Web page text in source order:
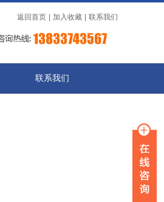
返回首页 加入收藏 联系我们
联系我们